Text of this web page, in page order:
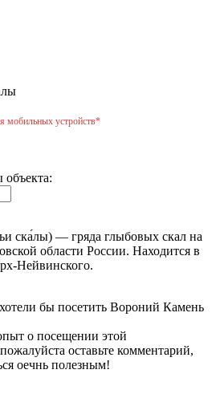
мобильных устройств*
объекта:
ска́лы) — гряда глыбовых скал на
области России. Находится в
Нейвинского.
бы посетить Вороний Камень
о посещении этой
оставьте комментарий,
оечнь полезным!